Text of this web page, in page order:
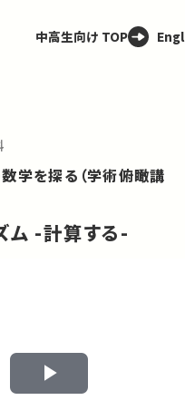
中高生向け TOP
学を探る（学術俯瞰講
ム -計算する-
Play